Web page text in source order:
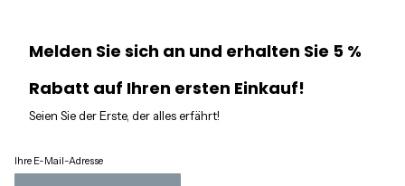
Melden Sie sich an und erhalten Sie 5 %
Rabatt auf Ihren ersten Einkauf!
Seien Sie der Erste, der alles erfährt!
Ihre E-Mail-Adresse